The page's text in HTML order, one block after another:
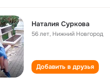
Наталия Суркова
56 лет, Нижний Новгород
Добавить в друзья